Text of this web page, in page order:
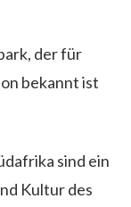
der für
bekannt ist
sind ein
Kultur des